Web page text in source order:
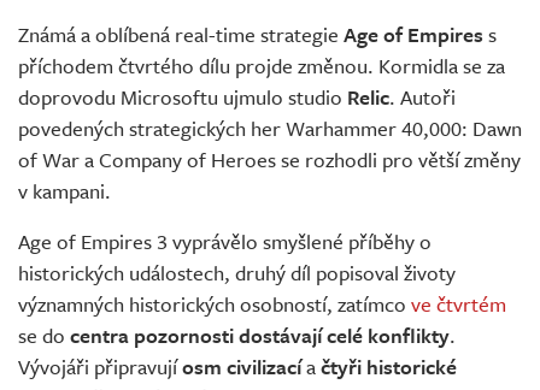
Živě
Známá a oblíbená real-time strategie Age of Empires s
příchodem čtvrtého dílu projde změnou. Kormidla se za
doprovodu Microsoftu ujmulo studio Relic. Autoři
povedených strategických her Warhammer 40,000: Dawn
of War a Company of Heroes se rozhodli pro větší změny
v kampani.
Age of Empires 3 vyprávělo smyšlené příběhy o
historických událostech, druhý díl popisoval životy
významných historických osobností, zatímco ve čtvrtém
se do centra pozornosti dostávají celé konflikty.
Vývojáři připravujíosm civilizacíačtyři historické